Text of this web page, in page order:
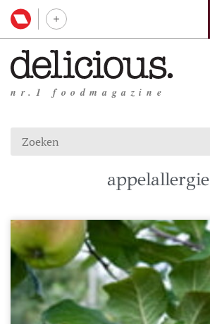
nr.1 foodmagazine
appelallergie